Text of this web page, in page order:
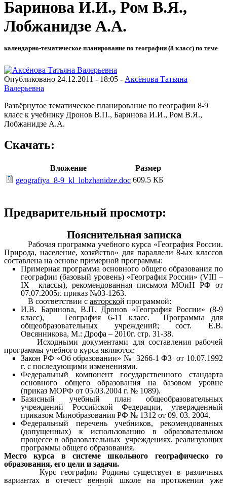
Баринова И.И., Ром В.Я.,
Лобжанидзе А.А.
календарно-тематическое планирование по географии (8 класс) по теме
Опубликовано 24.12.2011 - 18:05 - Аксёнова Татьяна
Валерьевна
Развёрнутое тематическое планирование по географии 8-9
класс к учебнику Дронов В.П., Баринова И.И., Ром В.Я.,
Лобжанидзе А.А.
Скачать:
Вложение
Размер
geografiya_8-9_kl_lobzhanidze.doc 609.5 КБ
Предварительный просмотр:
Пояснительная записка
Рабочая программа учебного курса «География России.
Природа, население, хозяйство» для параллели 8-ых классов
составлена на основе примерной программы:
Примерная программа основного общего образования по
географии (базовый уровень) «География России» (VIII –
IX классы), рекомендованная письмом МОиН РФ от
07.07.2005г. приказ №03-1263.
В соответствии савторской программой:
И.В. Баринова, В.П. Дронов «География России» (8-9
класс), География 6-11 класс. Программы для
общеобразовательных учреждений; сост. Е.В.
Овсянникова, М.: Дрофа – 2010г. стр. 31-38.
Исходными документами для составления рабочей
программы учебного курса являются:
Закон РФ «Об образовании» № 3266-1 ФЗ от 10.07.1992
г. с последующими изменениями.
Федеральный компонент государственного стандарта
основного общего образования на базовом уровне
(приказ МОРФ от 05.03.2004 г. № 1089).
Базисный учебный план общеобразовательных
учреждений Российской Федерации, утвержденный
приказом Минобразования РФ № 1312 от 09. 03. 2004.
Федеральный перечень учебников, рекомендованных
(допущенных) к использованию в образовательном
процессе в образовательных учреждениях, реализующих
программы общего образования.
Место курса в системе школьного географическо го
образования, его цели и задачи.
Курс географии Родины существует в различных
вариантах в отечест венной школе на протяжении уже